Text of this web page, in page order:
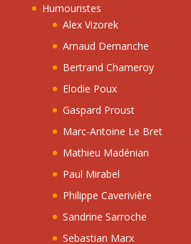
Humouristes
Alex Vizorek
Arnaud Demanche
Bertrand Chameroy
Elodie Poux
Gaspard Proust
Marc-Antoine Le Bret
Mathieu Madénian
Paul Mirabel
Philippe Caverivière
Sandrine Sarroche
Sebastian Marx